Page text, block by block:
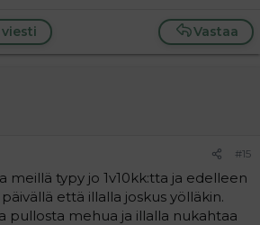
Vastaa
#15
meillä typy jo 1v10kk:tta ja edelleen
että illalla joskus yölläkin.
pullosta mehua ja illalla nukahtaa